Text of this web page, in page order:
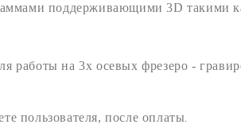
поддерживающими3D такими
работы на 3х осевыхфрезеро -
пользователя,после оплаты.